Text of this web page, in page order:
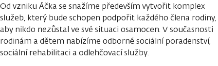
Od vzniku Áčka se snažíme především vytvořit komplex
služeb, který bude schopen podpořit každého člena rodiny,
aby nikdo nezůstal ve své situaci osamocen. V současnosti
rodinám a dětem nabízíme odborné sociální poradenství,
sociální rehabilitaci a odlehčovací služby.